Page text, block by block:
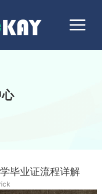
Menu
毕业证流程详解